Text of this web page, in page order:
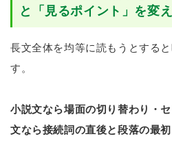
と「見るポイント」を変
長文全体を均等に読もうとする
す。
小説文なら場面の切り替わり・
文なら接続詞の直後と段落の最